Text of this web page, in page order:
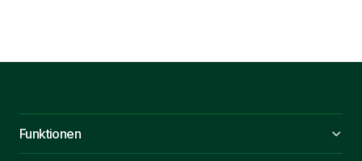
Funktionen